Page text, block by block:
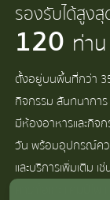
รองรััับได้สูงสุ
120 ท่าน
ตั้งอยู่บนพื้นที่กว่า
กิจกรรม สันทนาการ
มีห้องอาหารและกิจ
วัน พร้อมอุปกรณ์คว
และบริการเพิ่มเติม เ